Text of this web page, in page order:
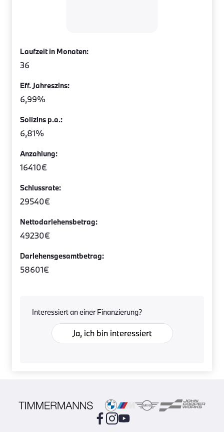
Laufzeit in Monaten:
36
Eff. Jahreszins:
6,99%
Sollzins p.a.:
6,81%
Anzahlung:
16410€
Schlussrate:
29540€
Nettodarlehensbetrag:
49230€
Darlehensgesamtbetrag:
58601€
Interessiert an einer Finanzierung?
Ja, ich bin interessiert